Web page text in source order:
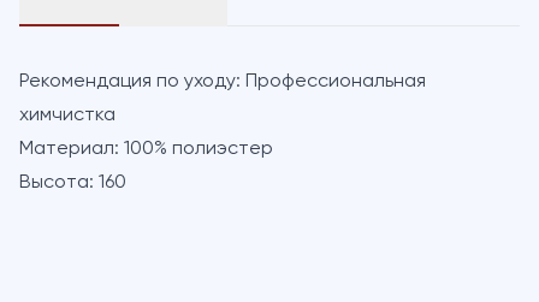
Рекомендация по уходу: Профессиональная
химчистка
Материал: 100% полиэстер
Высота: 160